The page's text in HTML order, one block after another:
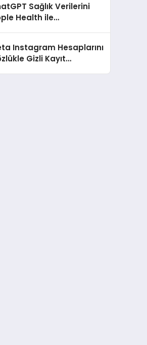
Sağlık Verilerini
Health ile
Instagram Hesaplarını
Gizli Kayıt